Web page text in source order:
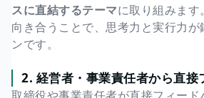
スに直結するテーマに取り組みま
向き合うことで、思考力と実行力
ンです。
2. 経営者・事業責任者から直接
取締役や事業責任者が直接フィード